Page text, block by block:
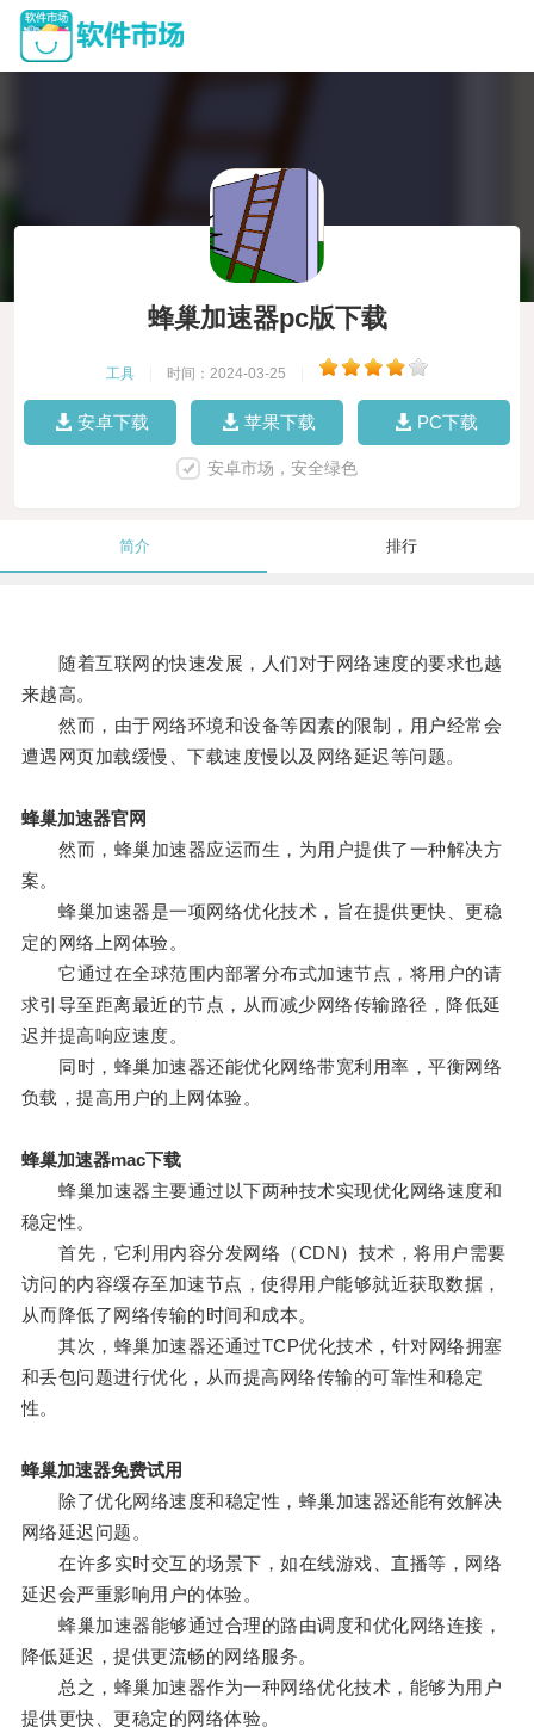
蜂巢加速器pc版下载
工具 时间：2024-03-25
安卓下载 苹果下载 PC下载
安卓市场，安全绿色
简介 排行
随着互联网的快速发展，人们对于网络速度的要求也越
来越高。
然而，由于网络环境和设备等因素的限制，用户经常会
遭遇网页加载缓慢、下载速度慢以及网络延迟等问题。
蜂巢加速器官网
然而，蜂巢加速器应运而生，为用户提供了一种解决方
案。
蜂巢加速器是一项网络优化技术，旨在提供更快、更稳
定的网络上网体验。
它通过在全球范围内部署分布式加速节点，将用户的请
求引导至距离最近的节点，从而减少网络传输路径，降低延
迟并提高响应速度。
同时，蜂巢加速器还能优化网络带宽利用率，平衡网络
负载，提高用户的上网体验。
蜂巢加速器mac下载
蜂巢加速器主要通过以下两种技术实现优化网络速度和
稳定性。
首先，它利用内容分发网络（CDN）技术，将用户需要
访问的内容缓存至加速节点，使得用户能够就近获取数据，
从而降低了网络传输的时间和成本。
其次，蜂巢加速器还通过TCP优化技术，针对网络拥塞
和丢包问题进行优化，从而提高网络传输的可靠性和稳定
性。
蜂巢加速器免费试用
除了优化网络速度和稳定性，蜂巢加速器还能有效解决
网络延迟问题。
在许多实时交互的场景下，如在线游戏、直播等，网络
延迟会严重影响用户的体验。
蜂巢加速器能够通过合理的路由调度和优化网络连接，
降低延迟，提供更流畅的网络服务。
总之，蜂巢加速器作为一种网络优化技术，能够为用户
提供更快、更稳定的网络体验。